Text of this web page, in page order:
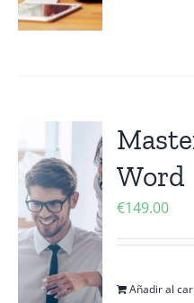
Word
€149.00
Añadir al